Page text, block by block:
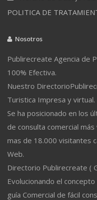
POLITICA DE
Nosotros
Publirecreate Agencia de
100% Efectiva.
Nuestro
Turistica Impresa y virtual.
Se ha posicionado en los
de consulta comercial
mas de 18.000 visitantes
Web.
Directorio Publirecreate (
Evolucionando el
guía Comercial de fácil